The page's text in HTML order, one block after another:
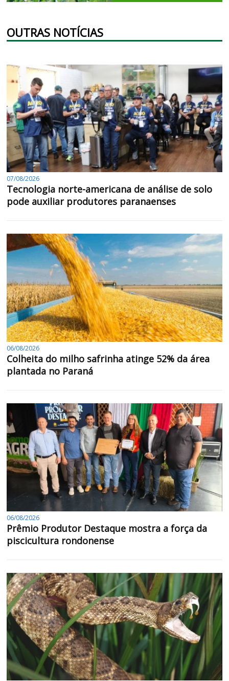
OUTRAS NOTÍCIAS
07/08/2026
Tecnologia norte-americana de análise de solo
pode auxiliar produtores paranaenses
06/08/2026
Colheita do milho safrinha atinge 52% da área
plantada no Paraná
06/08/2026
Prêmio Produtor Destaque mostra a força da
piscicultura rondonense